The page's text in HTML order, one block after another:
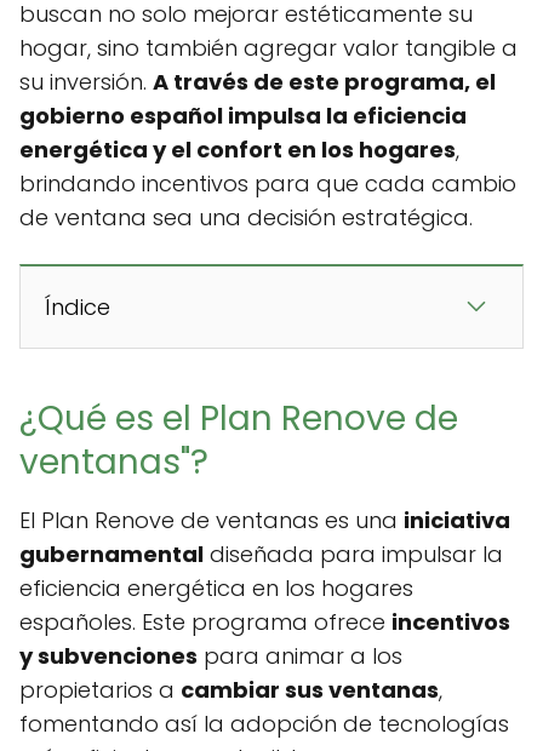
buscan no solo mejorar estéticamente su
hogar, sino también agregar valor tangible a
su inversión. A través de este programa, el
gobierno español impulsa la eficiencia
energética y el confort en los hogares,
brindando incentivos para que cada cambio
de ventana sea una decisión estratégica.
Índice
¿Qué es el Plan Renove de
ventanas"?
El Plan Renove de ventanas es una iniciativa
gubernamental diseñada para impulsar la
eficiencia energética en los hogares
españoles. Este programa ofrece incentivos
y subvenciones para animar a los
propietarios a cambiar sus ventanas,
fomentando así la adopción de tecnologías